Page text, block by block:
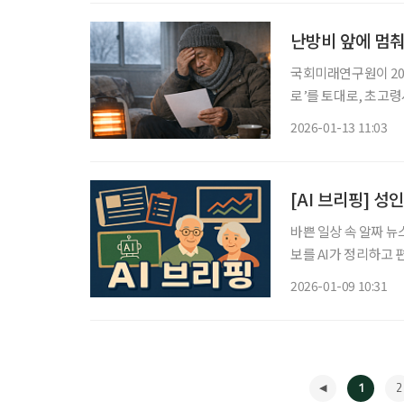
난방비 앞에 멈
국회미래연구원이
로’를 토대로, 초고
2026-01-13 11:03
[AI 브리핑] 성
바쁜 일상 속 알짜
보를 AI가 정리하고 편집국 기자
2026-01-09 10:31
1 2